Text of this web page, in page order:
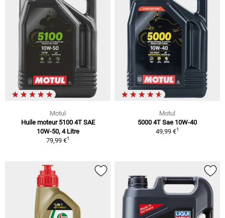
Motul
Huile moteur 5100 4T SAE
10W-50, 4 Litre
79,99 €1
Motul
5000 4T Sae 10W-40
49,99 €1